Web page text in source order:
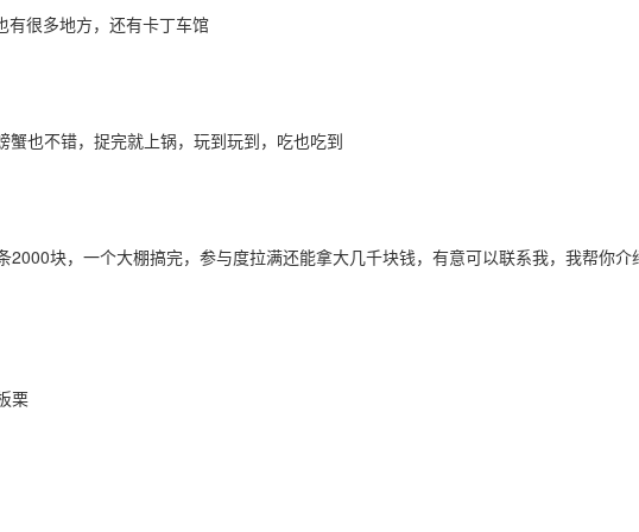
有很多地方，还有卡丁车馆
蟹也不错，捉完就上锅，玩到玩到，吃也吃到
2000块，一个大棚搞完，参与度拉满还能拿大几千块钱，有意可以联系我，我帮你介
栗